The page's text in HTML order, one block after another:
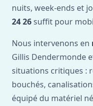
nuits, week-ends et
24 26 suffit pour
Nous intervenons en
Gillis Dendermonde
situations critiques :
bouchés,
équipé du matériel